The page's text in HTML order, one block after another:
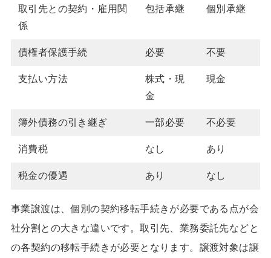
取引先との契約・雇用関
係
包括承継 個別承継
債権者保護手続 必要 不要
支払い方法
株式・現
金
現金
簿外債務の引き継ぎ 一部必要 不必要
消費税 なし あり
税金の優遇 あり なし
事業譲渡は、個別の契約移転手続きが必要である点が会
社分割との大きな違いです。取引先、業務委託先などと
の各契約の移転手続きが必要となります。譲渡対象は譲